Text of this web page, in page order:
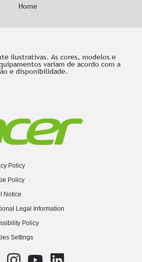
Home
ilustrativas. As cores, modelos e
variam de acordo com a
e disponibilidade.
Policy
Policy
Notice
Legal Information
Policy
Settings